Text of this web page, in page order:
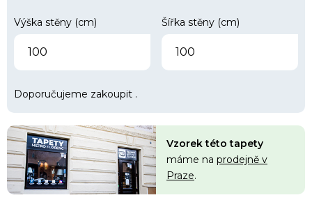
Výška stěny (cm) Šířka stěny (cm)
Doporučujeme zakoupit .
Vzorek této tapety
máme na prodejně v
Praze.